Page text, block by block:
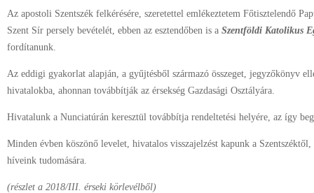
Az apostoli Szentszék felkérésére, szeretettel emlékeztetem Főtisztelendő
Szent Sír persely bevételét, ebben az esztendőben is a Szentföldi Katolikus
fordítanunk.
Az eddigi gyakorlat alapján, a gyűjtésből származó összeget, jegyzőkönyv
hivatalokba, ahonnan továbbítják az érsekség Gazdasági Osztályára.
Hivatalunk a Nunciatúrán keresztül továbbítja rendeltetési helyére, az így
Minden évben köszönő levelet, hivatalos visszajelzést kapunk a
híveink tudomására.
(részlet a 2018/III. érseki körlevélből)